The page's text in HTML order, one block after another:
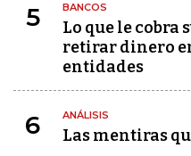
5 BANCOS
Lo que le cobra
retirar dinero
entidades
6 ANÁLISIS
Las mentiras